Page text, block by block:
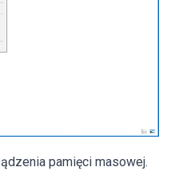
pamięci masowej.